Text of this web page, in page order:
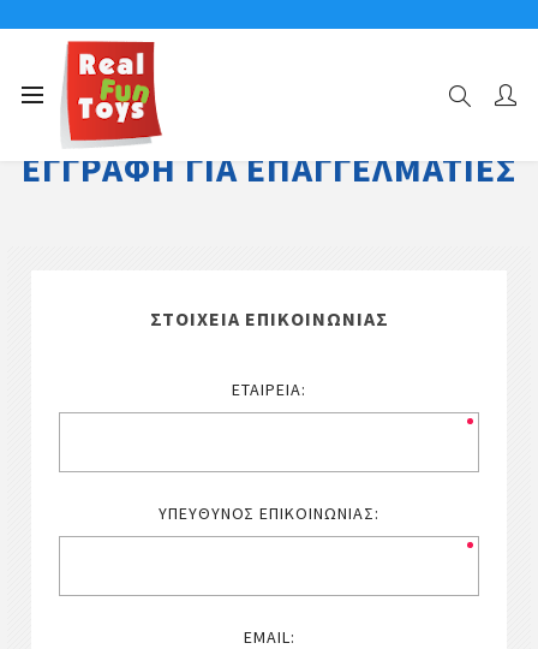
ΕΓΓΡΑΦΉ ΓΙΑ ΕΠΑΓΓΕΛΜΑΤΊΕΣ
ΣΤΟΙΧΕΊΑ ΕΠΙΚΟΙΝΩΝΊΑΣ
ΕΤΑΙΡΕΊΑ:
ΥΠΕΎΘΥΝΟΣ ΕΠΙΚΟΙΝΩΝΊΑΣ:
EMAIL: